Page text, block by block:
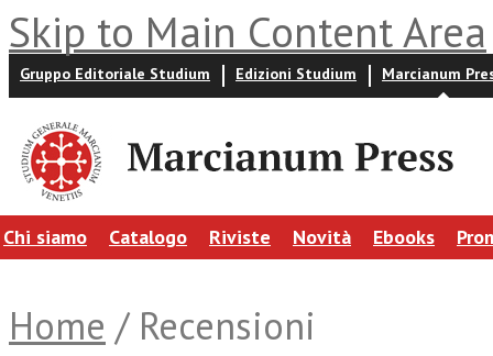
Skip to Main Content Area
Gruppo Editoriale Studium Edizioni Studium Marcianum
Chi siamo Catalogo Riviste Novità Ebooks
Home / Recensioni